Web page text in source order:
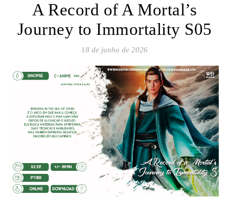
A Record of A Mortal’s
Journey to Immortality S05
18 de junho de 2026